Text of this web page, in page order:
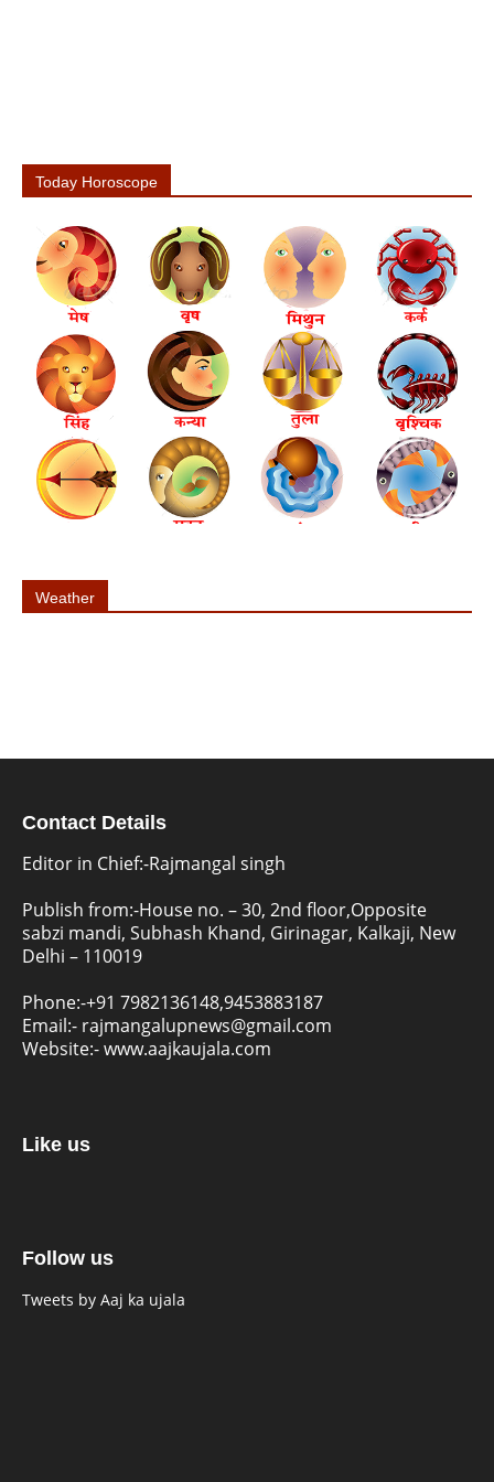
Today Horoscope
Weather
Contact Details
Editor in Chief:-Rajmangal singh
Publish from:-House no. – 30, 2nd floor,Opposite
sabzi mandi, Subhash Khand, Girinagar, Kalkaji, New
Delhi – 110019
Phone:-+91 7982136148,9453883187
Email:- rajmangalupnews@gmail.com
Website:-www.aajkaujala.com
Like us
Follow us
Tweets by Aaj ka ujala